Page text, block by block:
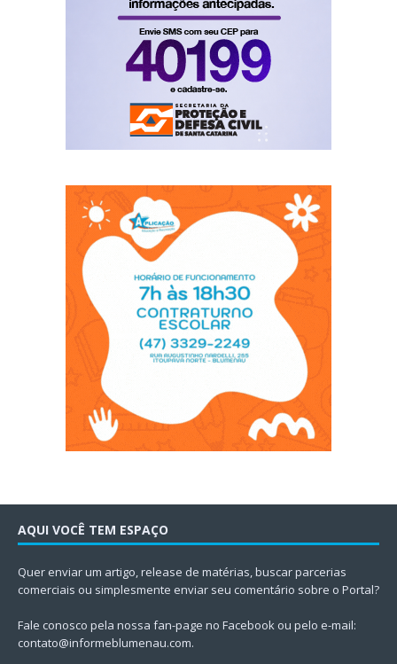
AQUI VOCÊ TEM ESPAÇO
Quer enviar um artigo, release de matérias, buscar parcerias
comerciais ou simplesmente enviar seu comentário sobre o Portal?
Fale conosco pela nossa fan-page no Facebook ou pelo e-mail:
contato@informeblumenau.com.